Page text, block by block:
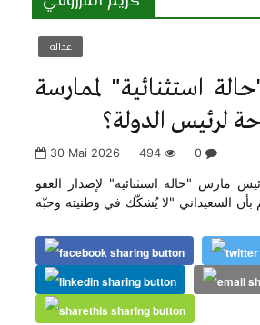
عدالة
استثنائية" لممارسة
لرئيس الدولة؟
30 Mai 2026 494 0
مارس "حالة استثنائية" لإصدار العفو
بأن السعيداني "لا يُشكّك في وطنيته وحبّه